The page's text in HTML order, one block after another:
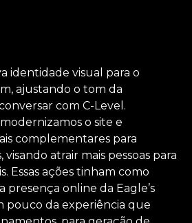
identidade visual para o
ajustando o tom da
com C-Level.
o site e
complementares para
atrair mais pessoas para
Essas ações tinham como
online da Eagle’s
pouco da experiência que